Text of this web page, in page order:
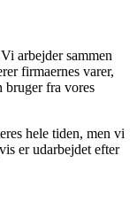
arbejder sammen
firmaernes varer,
bruger fra vores
hele tiden, men vi
er udarbejdet efter